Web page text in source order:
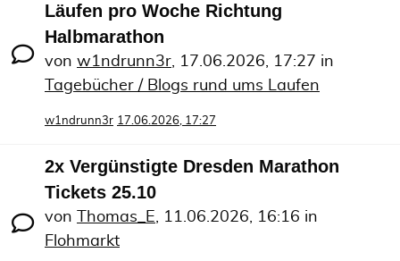
Läufen pro Woche Richtung
Halbmarathon
von w1ndrunn3r, 17.06.2026, 17:27 in
Tagebücher / Blogs rund ums Laufen
w1ndrunn3r 17.06.2026, 17:27
2x Vergünstigte Dresden Marathon
Tickets 25.10
von Thomas_E, 11.06.2026, 16:16 in
Flohmarkt